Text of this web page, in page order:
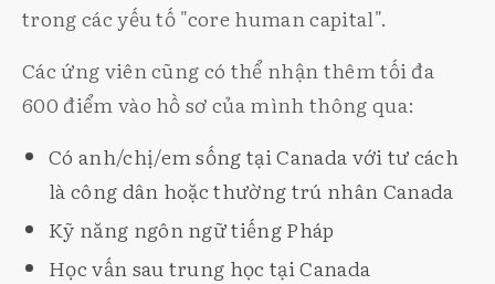
trong các yếu tố "core human capital".
Các ứng viên cũng có thể nhận thêm tối đa
600 điểm vào hồ sơ của mình thông qua:
Có anh/chị/em sống tại Canada với tư cách
là công dân hoặc thường trú nhân Canada
Kỹ năng ngôn ngữ tiếng Pháp
Học vấn sau trung học tại Canada